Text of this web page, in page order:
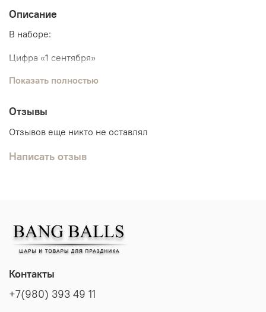
Описание
В наборе:
Цифра «1 сентября»
Связка из 7 шаров:
6 классических шариков
Показать полностью
Отзывы
Отзывов еще никто не оставлял
Написать отзыв
Контакты
+7(980) 393 49 11